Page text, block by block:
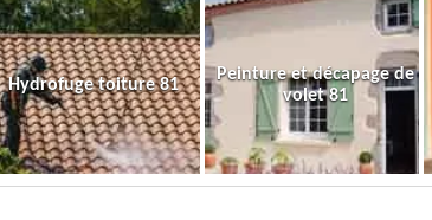
Hydrofuge toiture 81
Peinture et décapage de
volet 81